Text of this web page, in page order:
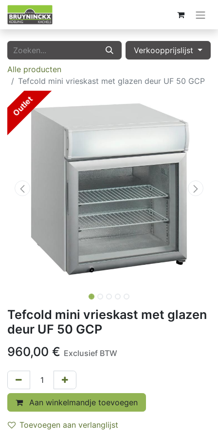
Verkoopprijslijst
Alle producten
Tefcold mini vrieskast met glazen deur UF 50 GCP
Outlet
Tefcold mini vrieskast met glazen
deur UF 50 GCP
960,00 € Exclusief BTW
Aan winkelmandje toevoegen
Toevoegen aan verlanglijst